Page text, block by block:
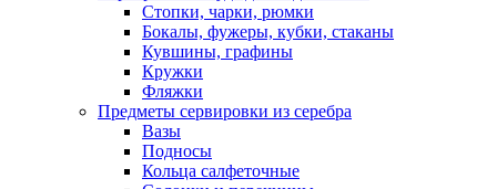
Стопки, чарки, рюмки
Бокалы, фужеры, кубки, стаканы
Кувшины, графины
Кружки
Фляжки
Предметы сервировки из серебра
Вазы
Подносы
Кольца салфеточные